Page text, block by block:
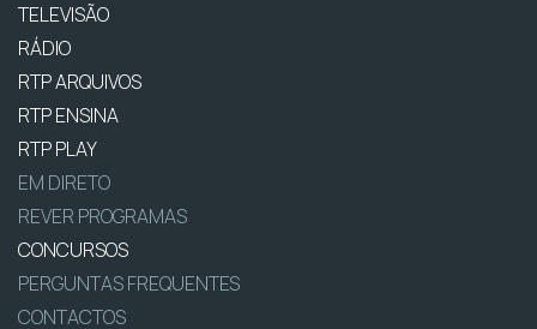
TELEVISÃO
RÁDIO
RTP ARQUIVOS
RTP ENSINA
RTP PLAY
EM DIRETO
REVER PROGRAMAS
CONCURSOS
PERGUNTAS FREQUENTES
CONTACTOS